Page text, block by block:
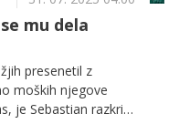
mu dela
presenetil z
moških njegove
je Sebastian razkril,